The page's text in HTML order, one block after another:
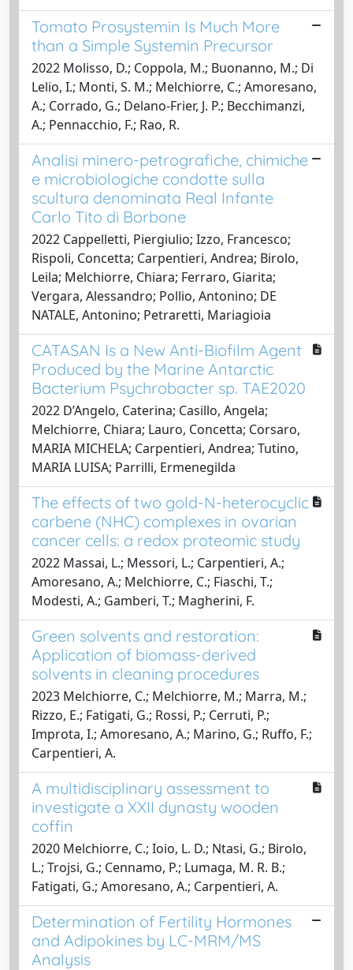
Tomato Prosystemin Is Much More
than a Simple Systemin Precursor
2022 Molisso, D.; Coppola, M.; Buonanno, M.; Di
Lelio, I.; Monti, S. M.; Melchiorre, C.; Amoresano,
A.; Corrado, G.; Delano-Frier, J. P.; Becchimanzi,
A.; Pennacchio, F.; Rao, R.
Analisi minero-petrografiche, chimiche
e microbiologiche condotte sulla
scultura denominata Real Infante
Carlo Tito di Borbone
2022 Cappelletti, Piergiulio; Izzo, Francesco;
Rispoli, Concetta; Carpentieri, Andrea; Birolo,
Leila; Melchiorre, Chiara; Ferraro, Giarita;
Vergara, Alessandro; Pollio, Antonino; DE
NATALE, Antonino; Petraretti, Mariagioia
CATASAN Is a New Anti-Biofilm Agent
Produced by the Marine Antarctic
Bacterium Psychrobacter sp. TAE2020
2022 D’Angelo, Caterina; Casillo, Angela;
Melchiorre, Chiara; Lauro, Concetta; Corsaro,
MARIA MICHELA; Carpentieri, Andrea; Tutino,
MARIA LUISA; Parrilli, Ermenegilda
The effects of two gold-N-heterocyclic
carbene (NHC) complexes in ovarian
cancer cells: a redox proteomic study
2022 Massai, L.; Messori, L.; Carpentieri, A.;
Amoresano, A.; Melchiorre, C.; Fiaschi, T.;
Modesti, A.; Gamberi, T.; Magherini, F.
Green solvents and restoration:
Application of biomass-derived
solvents in cleaning procedures
2023 Melchiorre, C.; Melchiorre, M.; Marra, M.;
Rizzo, E.; Fatigati, G.; Rossi, P.; Cerruti, P.;
Improta, I.; Amoresano, A.; Marino, G.; Ruffo, F.;
Carpentieri, A.
A multidisciplinary assessment to
investigate a XXII dynasty wooden
coffin
2020 Melchiorre, C.; Ioio, L. D.; Ntasi, G.; Birolo,
L.; Trojsi, G.; Cennamo, P.; Lumaga, M. R. B.;
Fatigati, G.; Amoresano, A.; Carpentieri, A.
Determination of Fertility Hormones
and Adipokines by LC-MRM/MS
Analysis